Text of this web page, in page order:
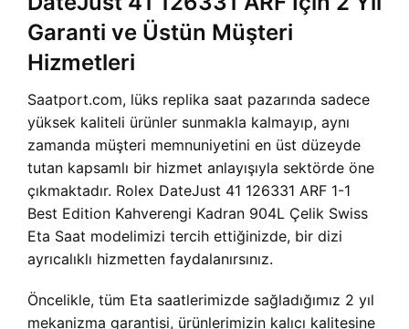
Garanti ve Üstün Müşteri
Hizmetleri
Saatport.com, lüks replika saat pazarında sadece
yüksek kaliteli ürünler sunmakla kalmayıp, aynı
zamanda müşteri memnuniyetini en üst düzeyde
tutan kapsamlı bir hizmet anlayışıyla sektörde öne
çıkmaktadır. Rolex DateJust 41 126331 ARF 1-1
Best Edition Kahverengi Kadran 904L Çelik Swiss
Eta Saat modelimizi tercih ettiğinizde, bir dizi
ayrıcalıklı hizmetten faydalanırsınız.
Öncelikle, tüm Eta saatlerimizde sağladığımız 2 yıl
mekanizma garantisi, ürünlerimizin kalıcı kalitesine